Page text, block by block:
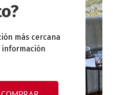
más cercana
información